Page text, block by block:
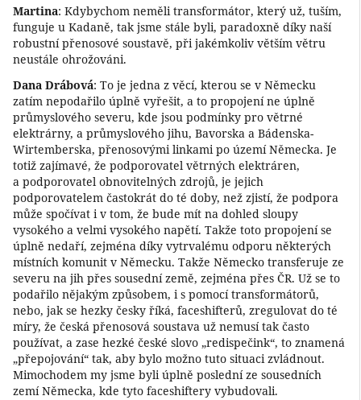
Martina: Kdybychom neměli transformátor, který už, tuším,
funguje u Kadaně, tak jsme stále byli, paradoxně díky naší
robustní přenosové soustavě, při jakémkoliv větším větru
neustále ohrožováni.
Dana Drábová: To je jedna z věcí, kterou se v Německu
zatím nepodařilo úplně vyřešit, a to propojení ne úplně
průmyslového severu, kde jsou podmínky pro větrné
elektrárny, a průmyslového jihu, Bavorska a Bádenska-
Wirtemberska, přenosovými linkami po území Německa. Je
totiž zajímavé, že podporovatel větrných elektráren,
a podporovatel obnovitelných zdrojů, je jejich
podporovatelem častokrát do té doby, než zjistí, že podpora
může spočívat i v tom, že bude mít na dohled sloupy
vysokého a velmi vysokého napětí. Takže toto propojení se
úplně nedaří, zejména díky vytrvalému odporu některých
místních komunit v Německu. Takže Německo transferuje ze
severu na jih přes sousední země, zejména přes ČR. Už se to
podařilo nějakým způsobem, i s pomocí transformátorů,
nebo, jak se hezky česky říká, faceshifterů, zregulovat do té
míry, že česká přenosová soustava už nemusí tak často
používat, a zase hezké české slovo „redispečink“, to znamená
„přepojování“ tak, aby bylo možno tuto situaci zvládnout.
Mimochodem my jsme byli úplně poslední ze sousedních
zemí Německa, kde tyto faceshiftery vybudovali.